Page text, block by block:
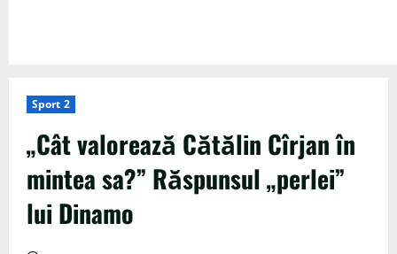
Sport 2
„Cât valorează Cătălin Cîrjan în
mintea sa?” Răspunsul „perlei”
lui Dinamo